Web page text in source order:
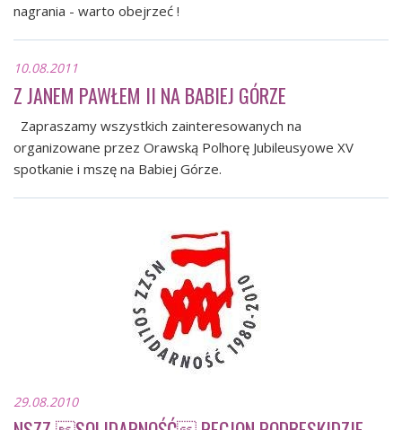
nagrania - warto obejrzeć !
10.08.2011
Z JANEM PAWŁEM II NA BABIEJ GÓRZE
Zapraszamy wszystkich zainteresowanych na
organizowane przez Orawską Polhorę Jubileusyowe XV
spotkanie i mszę na Babiej Górze.
29.08.2010